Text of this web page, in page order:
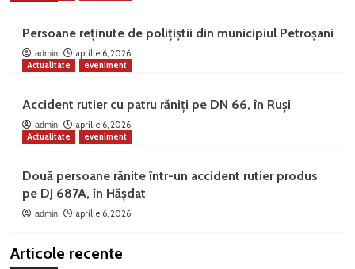
Persoane reținute de polițiștii din municipiul Petroșani
admin
aprilie 6, 2026
Actualitate
eveniment
Accident rutier cu patru răniți pe DN 66, în Ruși
admin
aprilie 6, 2026
Actualitate
eveniment
Două persoane rănite într-un accident rutier produs
pe DJ 687A, în Hășdat
admin aprilie 6, 2026
Articole recente